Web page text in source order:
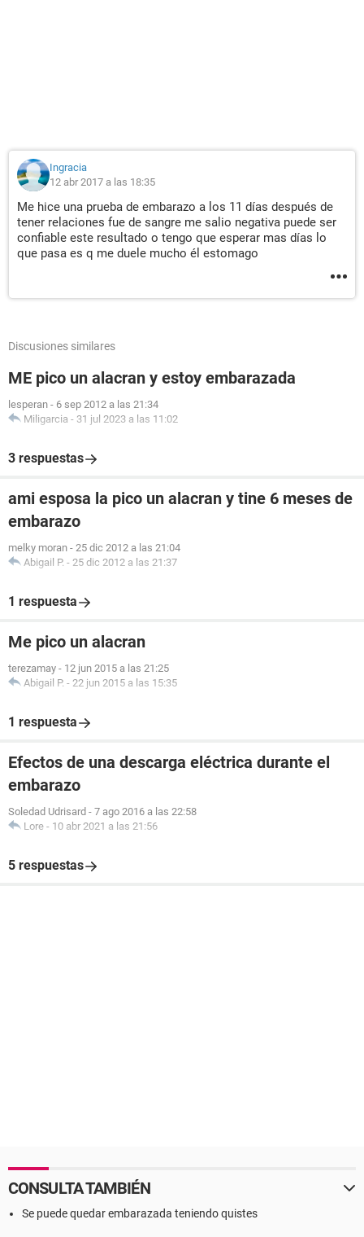
Ingracia
12 abr 2017 a las 18:35
Me hice una prueba de embarazo a los 11 días después de
tener relaciones fue de sangre me salio negativa puede ser
confiable este resultado o tengo que esperar mas días lo
que pasa es q me duele mucho él estomago
Discusiones similares
ME pico un alacran y estoy embarazada
lesperan - 6 sep 2012 a las 21:34
Miligarcia - 31 jul 2023 a las 11:02
3 respuestas
ami esposa la pico un alacran y tine 6 meses de
embarazo
melky moran - 25 dic 2012 a las 21:04
Abigail P. - 25 dic 2012 a las 21:37
1 respuesta
Me pico un alacran
terezamay - 12 jun 2015 a las 21:25
Abigail P. - 22 jun 2015 a las 15:35
1 respuesta
Efectos de una descarga eléctrica durante el
embarazo
Soledad Udrisard - 7 ago 2016 a las 22:58
Lore - 10 abr 2021 a las 21:56
5 respuestas
CONSULTA TAMBIÉN
Se puede quedar embarazada teniendo quistes